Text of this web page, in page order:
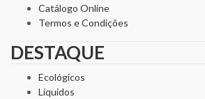
Catálogo Online
Termos e Condições
DESTAQUE
Ecológicos
Líquidos